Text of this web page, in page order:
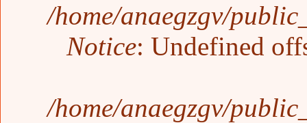
/home/anaegzgv/
Notice: Undefined
/home/anaegzgv/